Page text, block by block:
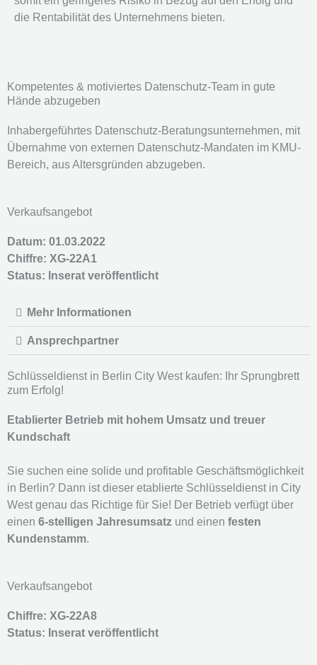
die Rentabilität des Unternehmens bieten.
Kompetentes & motiviertes Datenschutz-Team in gute
Hände abzugeben
Inhabergeführtes Datenschutz-Beratungsunternehmen, mit
Übernahme von externen Datenschutz-Mandaten im KMU-
Bereich, aus Altersgründen abzugeben.
Verkaufsangebot
Datum: 01.03.2022
Chiffre: XG-22A1
Status: Inserat veröffentlicht
Mehr Informationen
Ansprechpartner
Schlüsseldienst in Berlin City West kaufen: Ihr Sprungbrett
zum Erfolg!
Etablierter Betrieb mit hohem Umsatz und treuer
Kundschaft
Sie suchen eine solide und profitable Geschäftsmöglichkeit
in Berlin? Dann ist dieser etablierte Schlüsseldienst in City
West genau das Richtige für Sie! Der Betrieb verfügt über
einen 6-stelligen Jahresumsatz und einen festen
Kundenstamm.
Verkaufsangebot
Chiffre: XG-22A8
Status: Inserat veröffentlicht